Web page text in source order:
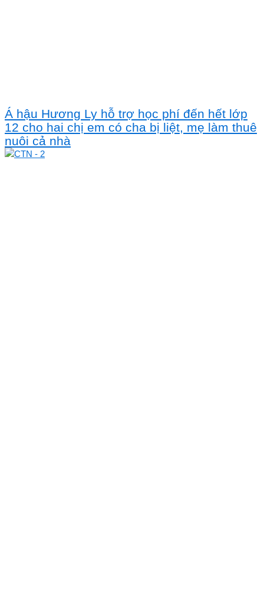
Á hậu Hương Ly hỗ trợ học phí đến hết lớp
12 cho hai chị em có cha bị liệt, mẹ làm thuê
nuôi cả nhà